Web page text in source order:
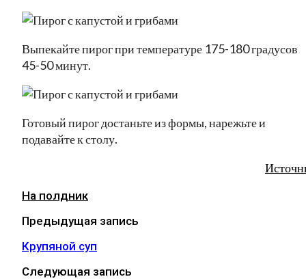
Выпекайте пирог при температуре 175-180 градусов
45-50 минут.
Готовый пирог достаньте из формы, нарежьте и
подавайте к столу.
На полдник
Предыдущая запись
Крупяной суп
Следующая запись